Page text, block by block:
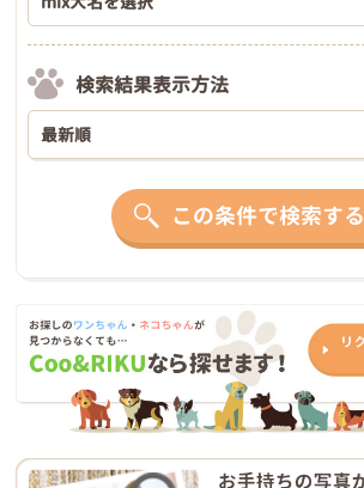
検索結果表示方法
この条件で検索する